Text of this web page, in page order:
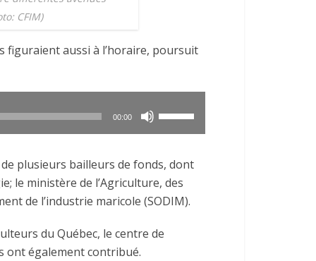
CFIM)
figuraient aussi à l’horaire, poursuit
00:00
haut/bas
pour
augmenter
diminuer
plusieurs bailleurs de fonds, dont
le ministère de l’Agriculture, des
de l’industrie maricole (SODIM).
du Québec, le centre de
ont également contribué.